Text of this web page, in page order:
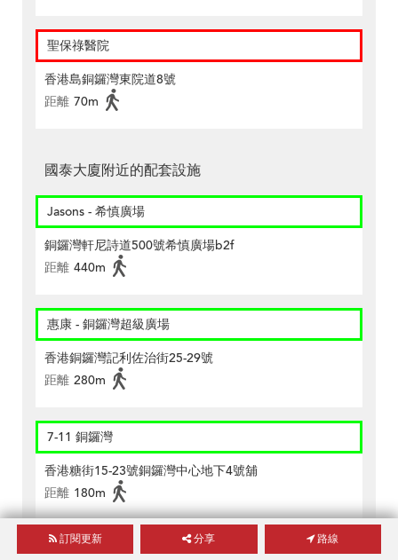
聖保祿醫院
香港島銅鑼灣東院道8號
距離 70m
國泰大廈附近的配套設施
Jasons - 希慎廣場
銅鑼灣軒尼詩道500號希慎廣場b2f
距離 440m
惠康 - 銅鑼灣超級廣場
香港銅鑼灣記利佐治街25-29號
距離 280m
7-11 銅鑼灣
香港糖街15-23號銅鑼灣中心地下4號舖
距離 180m
7-11 銅鑼灣
訂閱更新 分享 路線